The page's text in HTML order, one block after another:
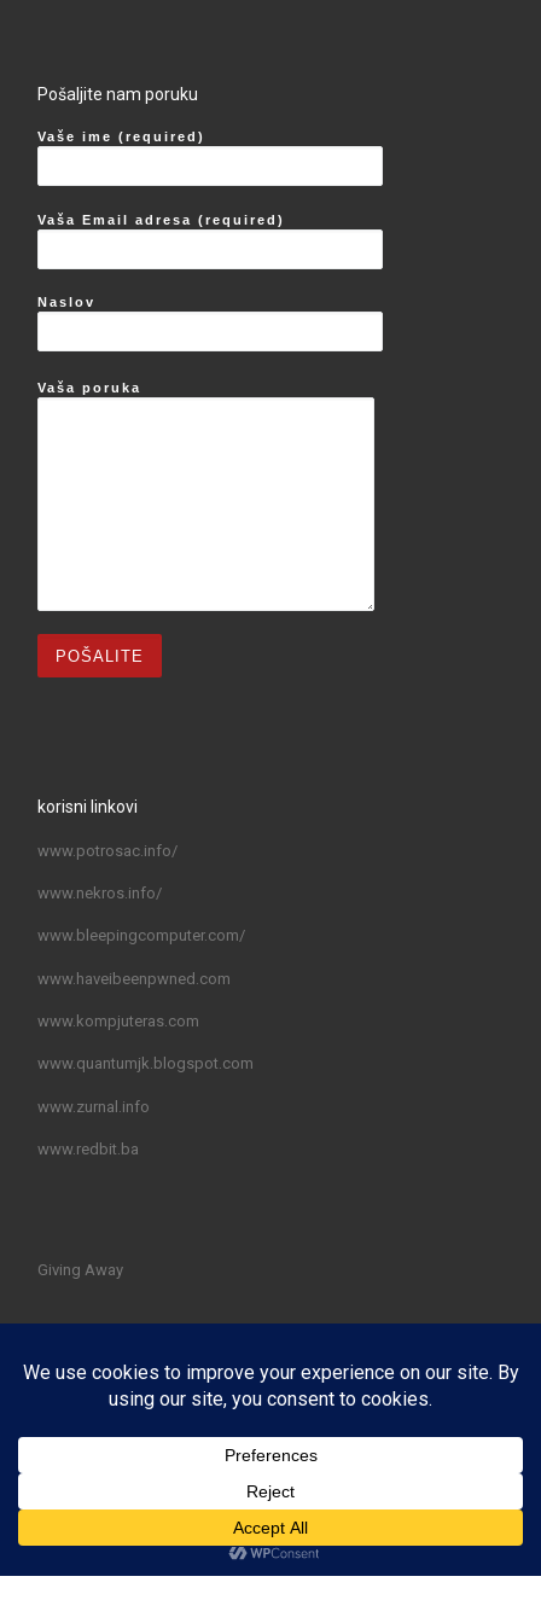
Pošaljite nam poruku
Vaše ime (required)
Vaša Email adresa (required)
Naslov
Vaša poruka
korisni linkovi
www.potrosac.info/
www.nekros.info/
www.bleepingcomputer.com/
www.haveibeenpwned.com
www.kompjuteras.com
www.quantumjk.blogspot.com
www.zurnal.info
www.redbit.ba
Giving Away
PotrošačX Edukacija potrošača i internet korisnika
All rights reserved